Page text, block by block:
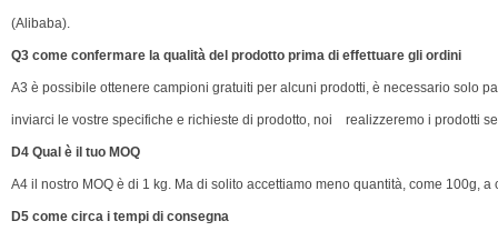
(Alibaba).
Q3 come confermare la qualità del prodotto prima di effettuare gli ordini
A3 è possibile ottenere campioni gratuiti per alcuni prodotti, è necessario
inviarci le vostre specifiche e richieste di prodotto, noi realizzeremo i prodotti
D4 Qual è il tuo MOQ
A4 il nostro MOQ è di 1 kg. Ma di solito accettiamo meno quantità, come 100g,
D5 come circa i tempi di consegna